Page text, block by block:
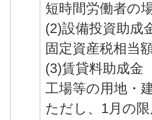
短時間労働者の
(2)設備投資助成
固定資産税相当
(3)賃貸料助成金
工場等の用地・
ただし、1月の